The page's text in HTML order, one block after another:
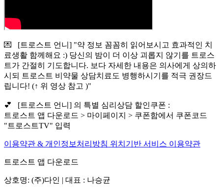
💌 [트로스트 언니] "약 정보 꼼꼼히 읽어보시고 효과적인 치
료생활 함께해요 :) 당신의 밤이 더 이상 괴롭지 않기를 트로스
트가 간절히 기도합니다. 보다 자세한 내용은 의사에게 상의하
시되 트로스트 비약물 상담치료도 병행하시기를 적극 권장드
립니다! (↑ 위 영상 참고 )"
💕 [트로스트 언니] 의 특별 심리상담 할인쿠폰 :
트로스트 앱 다운로드 > 마이페이지 > 쿠폰함에서 쿠폰코드
"트로스트TV" 입력
이용약관 & 개인정보처리방침 위치기반 서비스 이용약관
트로스트 앱 다운로드
상호명: (주)다인 | 대표 : 나승균